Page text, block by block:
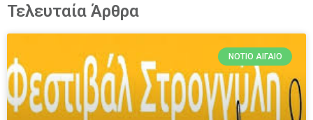
Τελευταία Άρθρα
ΝΌΤΙΟ ΑΙΓΑΊΟ